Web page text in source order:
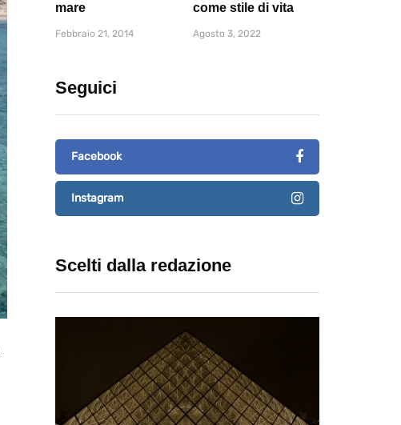
mare
Febbraio 21, 2014
come stile di vita
Agosto 3, 2022
Seguici
Facebook
Instagram
Scelti dalla redazione